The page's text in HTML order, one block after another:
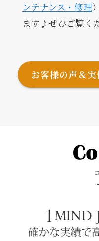
ンテナンス・修理
ます♪ぜひご覧く
お客様の声＆